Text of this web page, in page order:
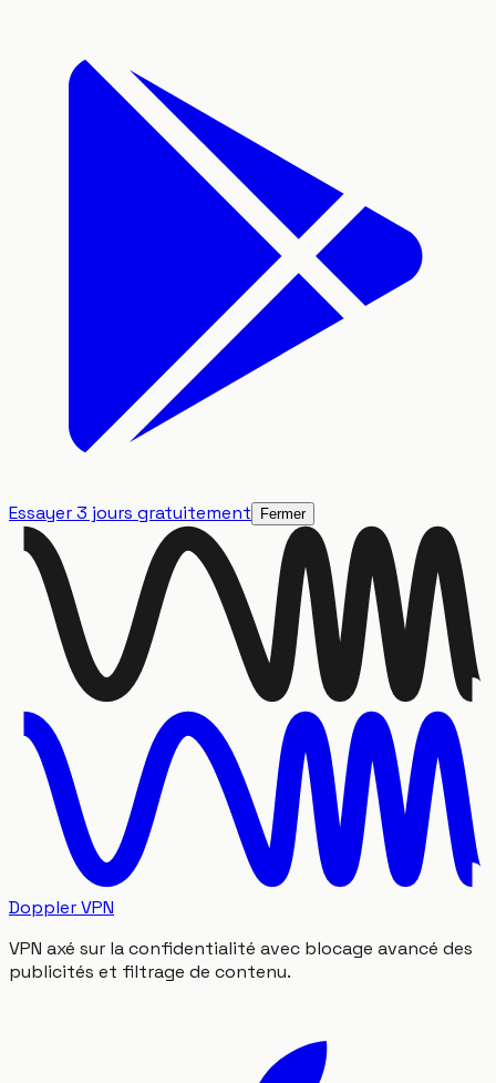
Essayer 3 jours gratuitement Fermer
Doppler VPN
VPN axé sur la confidentialité avec blocage avancé des
publicités et filtrage de contenu.